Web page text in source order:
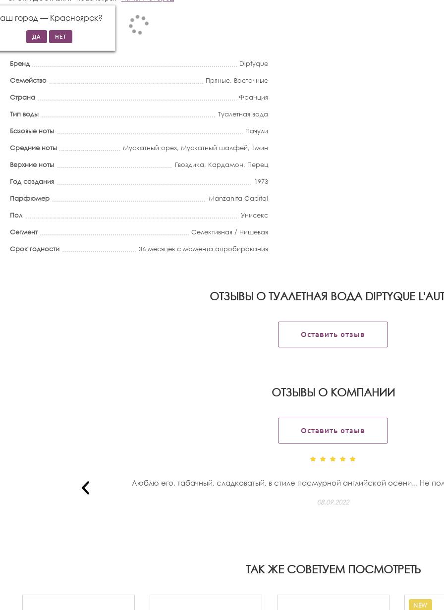
город — Красноярск?
Бренд
Diptyque
Семейство
Пряные, Восточные
Страна
Франция
Тип воды
Туалетная вода
Базовые ноты
Пачули
Средние ноты
Мускатный орех, Мускатный шалфей, Тмин
Верхние ноты
Гвоздика, Кардамон, Перец
Год создания
1973
Парфюмер
Manzanita Capital
Пол
Унисекс
Сегмент
Селективная / Нишевая
Срок годности
36 месяцев с момента апробирования
ОТЗЫВЫ О ТУАЛЕТНАЯ ВОДА DIPTYQUE
Оставить отзыв
OТЗЫВЫ О КОМПАНИИ
Оставить отзыв
Люблю его, табачный, сладковатый, в стиле пасмурной английской осени... Не
08.09.2022
ТАК ЖЕ СОВЕТУЕМ ПОСМОТРЕТЬ
NEW